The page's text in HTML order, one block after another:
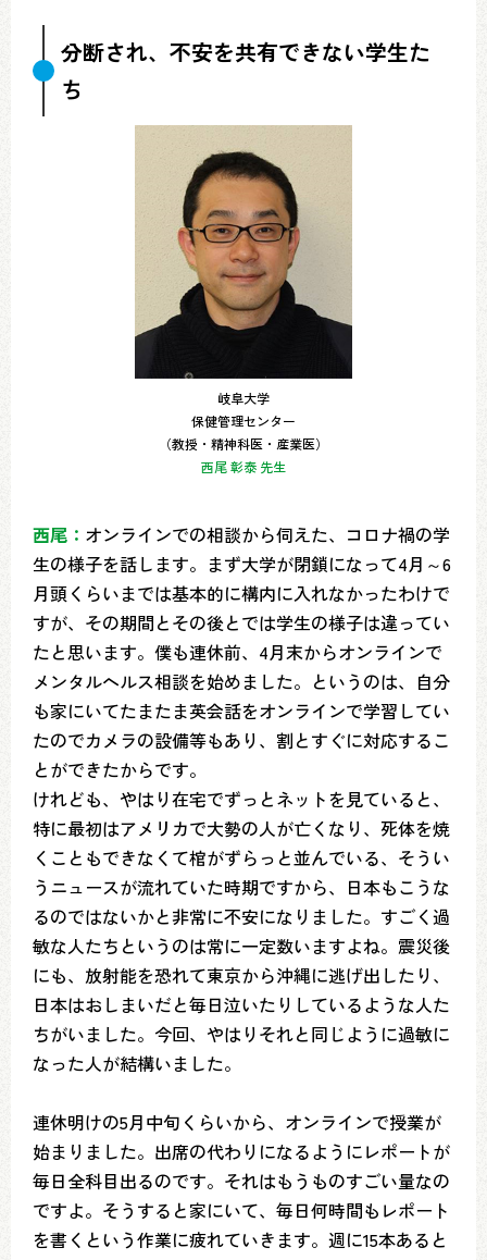
分断され、不安を共有できない学生た
ち
岐阜大学
保健管理センター
（教授・精神科医・産業医）
西尾 彰泰 先生
西尾： オンラインでの相談から伺えた、コロナ禍の学
生の様子を話します。まず大学が閉鎖になって4月～6
月頭くらいまでは基本的に構内に入れなかったわけで
すが、その期間とその後とでは学生の様子は違ってい
たと思います。僕も連休前、4月末からオンラインで
メンタルヘルス相談を始めました。というのは、自分
も家にいてたまたま英会話をオンラインで学習してい
たのでカメラの設備等もあり、割とすぐに対応するこ
とができたからです。
けれども、やはり在宅でずっとネットを見ていると、
特に最初はアメリカで大勢の人が亡くなり、死体を焼
くこともできなくて棺がずらっと並んでいる、そうい
うニュースが流れていた時期ですから、日本もこうな
るのではないかと非常に不安になりました。すごく過
敏な人たちというのは常に一定数いますよね。震災後
にも、放射能を恐れて東京から沖縄に逃げ出したり、
日本はおしまいだと毎日泣いたりしているような人た
ちがいました。今回、やはりそれと同じように過敏に
なった人が結構いました。
連休明けの5月中旬くらいから、オンラインで授業が
始まりました。出席の代わりになるようにレポートが
毎日全科目出るのです。それはもうものすごい量なの
ですよ。そうすると家にいて、毎日何時間もレポート
を書くという作業に疲れていきます。週に15本あると